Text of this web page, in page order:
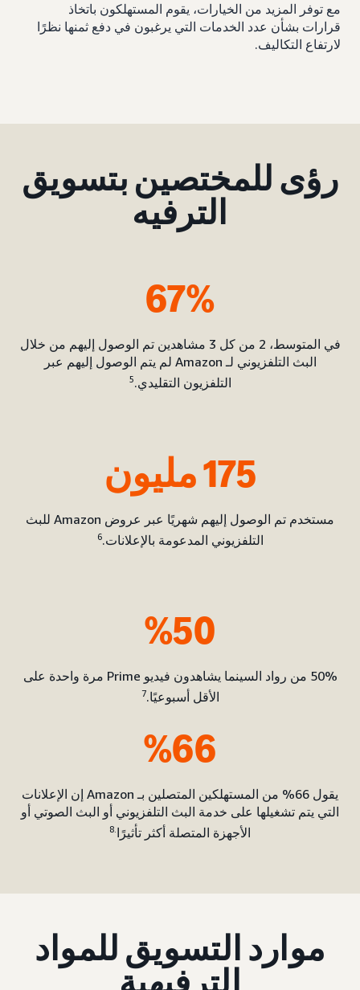
مع توفر المزيد من الخيارات، يقوم المستهلكون باتخاذ
قرارات بشأن عدد الخدمات التي يرغبون في دفع ثمنها نظرًا
لارتفاع التكاليف.
رؤى للمختصين بتسويق
الترفيه
67%
في المتوسط، 2 من كل 3 مشاهدين تم الوصول إليهم من خلال
البث التلفزيوني لـ Amazon لم يتم الوصول إليهم عبر
التلفزيون التقليدي.5
175 مليون
مستخدم تم الوصول إليهم شهريًا عبر عروض Amazon للبث
التلفزيوني المدعومة بالإعلانات.6
%50
50% من رواد السينما يشاهدون فيديو Prime مرة واحدة على
الأقل أسبوعيًا.7
%66
يقول 66% من المستهلكين المتصلين بـ Amazon إن الإعلانات
التي يتم تشغيلها على خدمة البث التلفزيوني أو البث الصوتي أو
الأجهزة المتصلة أكثر تأثيرًا
موارد التسويق للمواد